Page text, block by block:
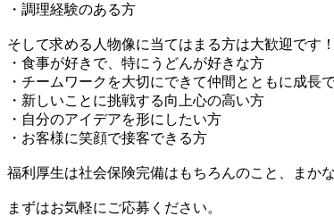
・調理経験のある方
そして求める人物像に当てはまる方は大歓迎です！
・食事が好きで、特にうどんが好きな方
・チームワークを大切にできて仲間とともに成長
・新しいことに挑戦する向上心の高い方
・自分のアイデアを形にしたい方
・お客様に笑顔で接客できる方
福利厚生は社会保険完備はもちろんのこと、まか
まずはお気軽にご応募ください。